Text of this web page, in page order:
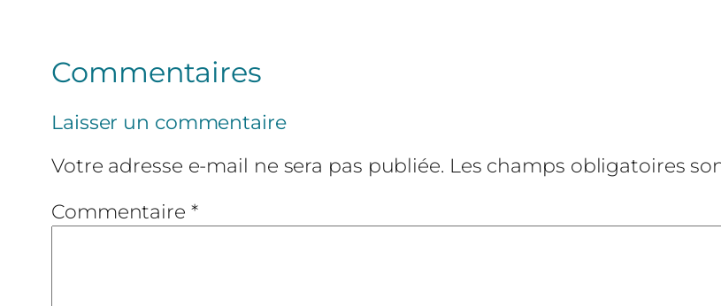
Commentaires
Laisser un commentaire
Votre adresse e-mail ne sera pas publiée. Les champs obligatoires
Commentaire *